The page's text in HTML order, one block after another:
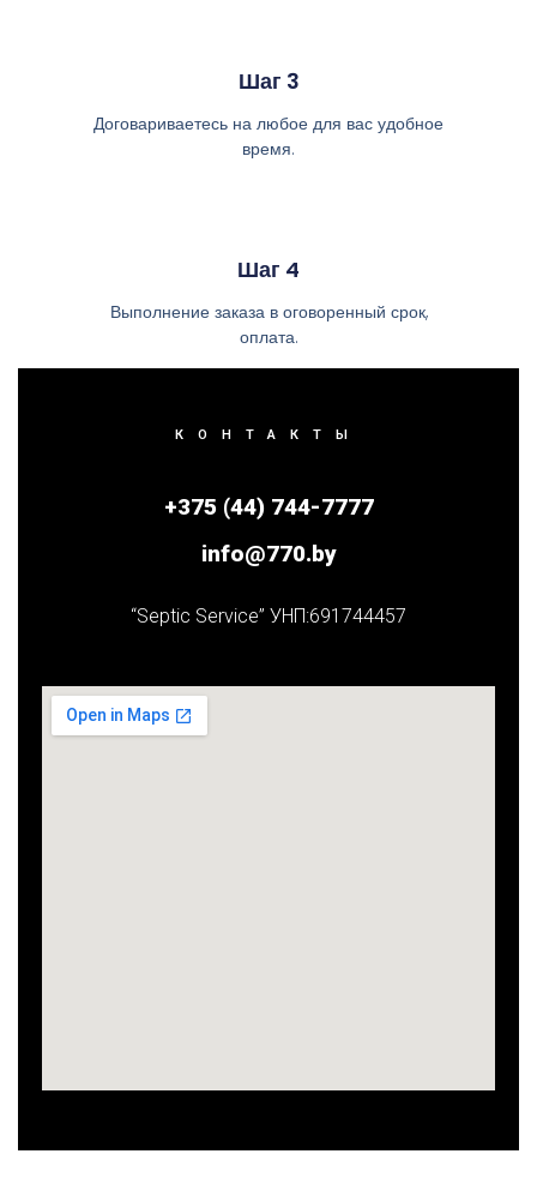
Шаг 3
Договариваетесь на любое для вас удобное
время.
Шаг 4
Выполнение заказа в оговоренный срок,
оплата.
КОНТАКТЫ
+375 (44) 744-7777
info@770.by
“Septic Service” УНП:691744457